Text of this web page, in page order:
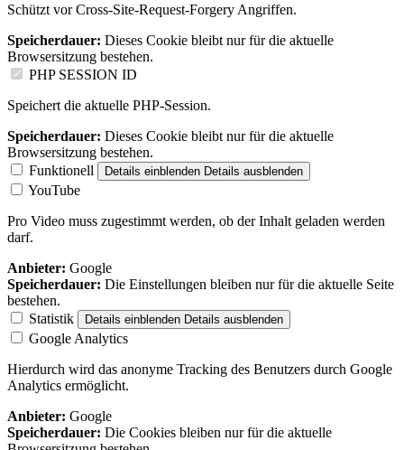
Schützt vor Cross-Site-Request-Forgery Angriffen.
Speicherdauer: Dieses Cookie bleibt nur für die aktuelle
Browsersitzung bestehen.
PHP SESSION ID
Speichert die aktuelle PHP-Session.
Speicherdauer: Dieses Cookie bleibt nur für die aktuelle
Browsersitzung bestehen.
Funktionell
Details einblenden Details ausblenden
YouTube
Pro Video muss zugestimmt werden, ob der Inhalt geladen werden
darf.
Anbieter: Google
Speicherdauer: Die Einstellungen bleiben nur für die aktuelle Seite
bestehen.
Statistik
Details einblenden Details ausblenden
Google Analytics
Hierdurch wird das anonyme Tracking des Benutzers durch Google
Analytics ermöglicht.
Anbieter: Google
Speicherdauer: Die Cookies bleiben nur für die aktuelle